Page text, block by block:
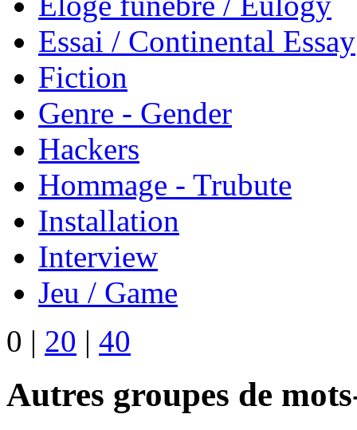
Essai / Continental Essay
Fiction
Genre - Gender
Hackers
Hommage - Trubute
Installation
Interview
Jeu / Game
0 | 20 | 40
Autres groupes de